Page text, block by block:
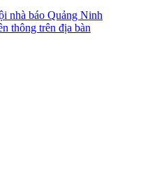
nhà báo Quảng Ninh
thông trên địa bàn